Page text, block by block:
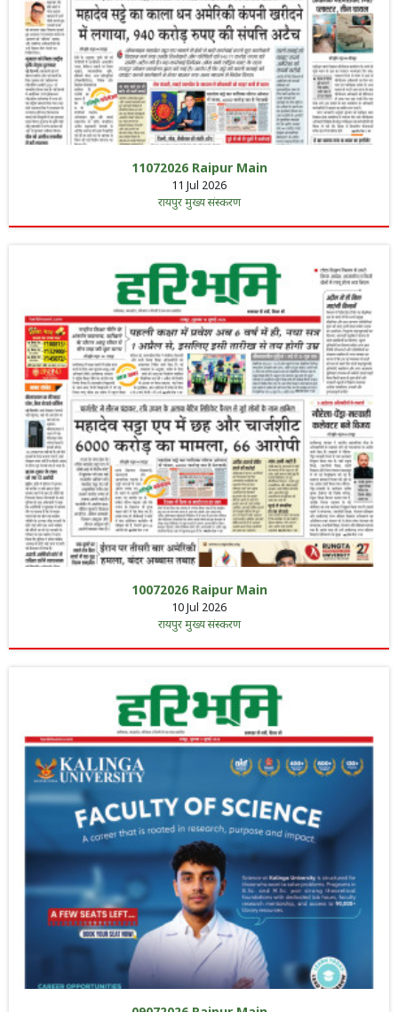
11072026 Raipur Main
11 Jul 2026
रायपुर मुख्य संस्करण
10072026 Raipur Main
10 Jul 2026
रायपुर मुख्य संस्करण